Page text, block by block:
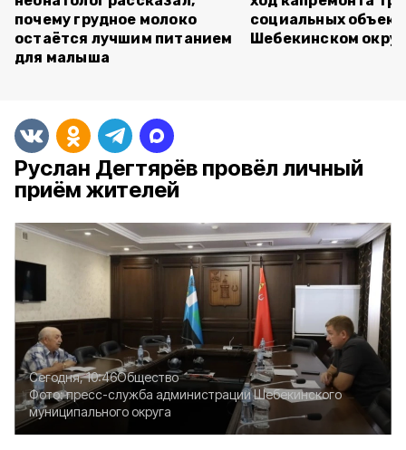
почему грудное молоко
остаётся лучшим питанием
для малыша
социальных
Шебекинском
Руслан Дегтярёв провёл личный
приём жителей
Сегодня, 10:46Общество
Фото:пресс-служба администрации Шебекинского
муниципального округа